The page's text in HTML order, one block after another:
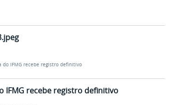
do IFMG recebe registro definitivo
IFMG recebe registro definitivo